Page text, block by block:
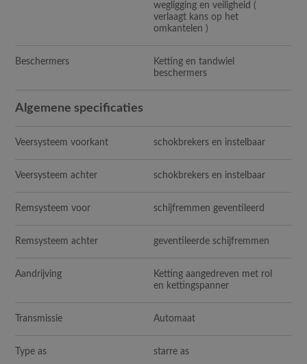
wegligging en veiligheid (
verlaagt kans op het
omkantelen )
Beschermers
Ketting en tandwiel
beschermers
Algemene specificaties
Veersysteem voorkant schokbrekers en instelbaar
Veersysteem achter schokbrekers en instelbaar
Remsysteem voor schijfremmen geventileerd
Remsysteem achter geventileerde schijfremmen
Aandrijving
Ketting aangedreven met rol
en kettingspanner
Transmissie Automaat
Type as starre as